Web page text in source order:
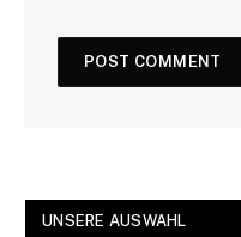
UNSERE AUSWAHL